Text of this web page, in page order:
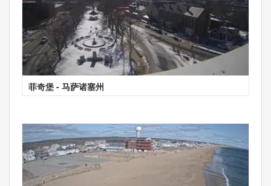
菲奇堡 - 马萨诸塞州